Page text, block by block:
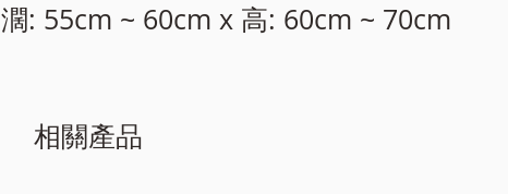
濶: 55cm ~ 60cm x 高: 60cm ~ 70cm
相關產品